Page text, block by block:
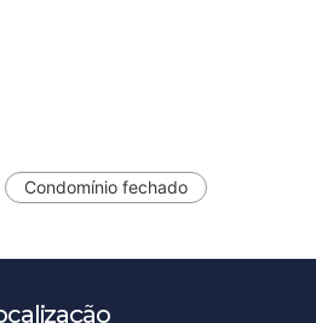
Condomínio fechado